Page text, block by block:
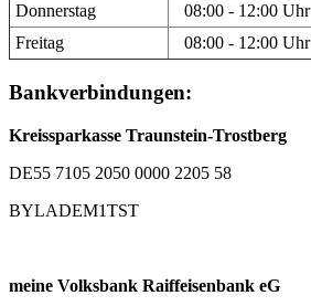
Donnerstag 08:00 - 12:00 Uhr
Freitag
08:00 - 12:00 Uhr
Bankverbindungen:
Kreissparkasse Traunstein-Trostberg
DE55 7105 2050 0000 2205 58
BYLADEM1TST
meine Volksbank Raiffeisenbank eG